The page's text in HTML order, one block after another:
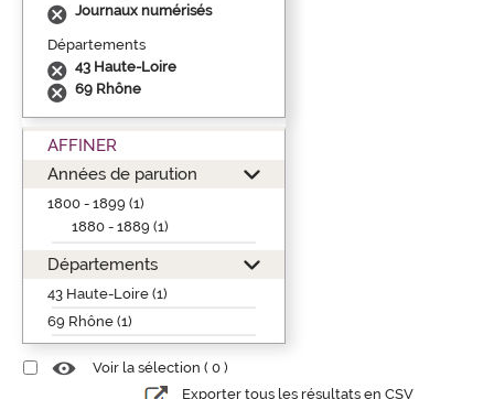
Journaux numérisés
Départements
43 Haute-Loire
69 Rhône
AFFINER
Années de parution
1800 - 1899 (1)
1880 - 1889 (1)
Départements
43 Haute-Loire (1)
69 Rhône (1)
Voir la sélection ( 0 )
Exporter tous les résultats en CSV